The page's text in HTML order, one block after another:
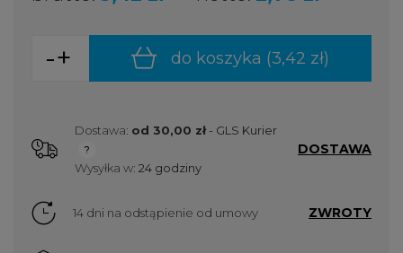
+
- do koszyka (3,42 zł)
Dostawa: od 30,00 zł - GLS Kurier
Cena nie zawiera ewentualnych kosztów płatności
Wysyłka w: 24 godziny
DOSTAWA
14 dni na odstąpienie od umowy ZWROTY